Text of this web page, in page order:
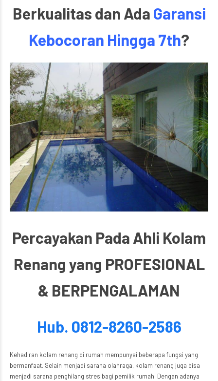
Berkualitas dan Ada Garansi
Kebocoran Hingga 7th?
Percayakan Pada Ahli Kolam
Renang yang PROFESIONAL
& BERPENGALAMAN
Hub. 0812-8260-2586
Kehadiran kolam renang di rumah mempunyai beberapa fungsi yang
bermanfaat. Selain menjadi sarana olahraga, kolam renang juga bisa
menjadi sarana penghilang stres bagi pemilik rumah. Dengan adanya